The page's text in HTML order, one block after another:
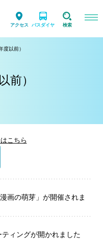
アクセス バスダイヤ 検索
度以前）
前）
こちら
画の萌芽」が開催されま
ィングが開かれました